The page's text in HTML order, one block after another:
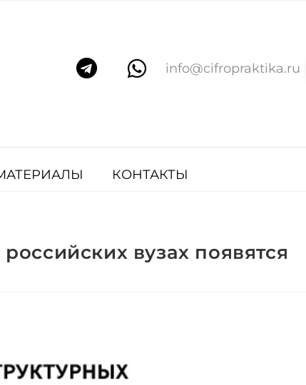
info@cifropraktika.ru
КОНТАКТЫ
вузах появятся